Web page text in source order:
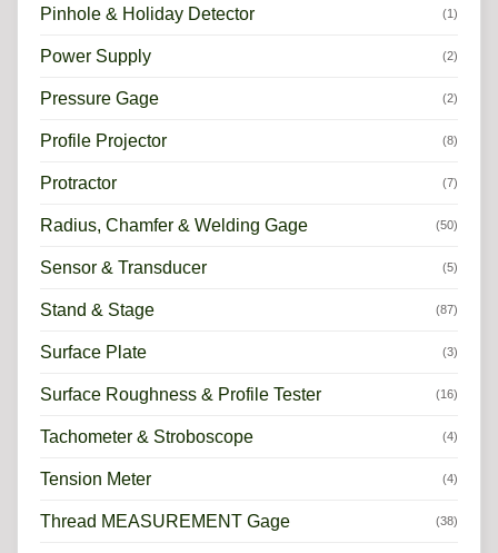
Pinhole & Holiday Detector (1)
Power Supply (2)
Pressure Gage (2)
Profile Projector (8)
Protractor (7)
Radius, Chamfer & Welding Gage (50)
Sensor & Transducer (5)
Stand & Stage (87)
Surface Plate (3)
Surface Roughness & Profile Tester (16)
Tachometer & Stroboscope (4)
Tension Meter (4)
Thread MEASUREMENT Gage (38)